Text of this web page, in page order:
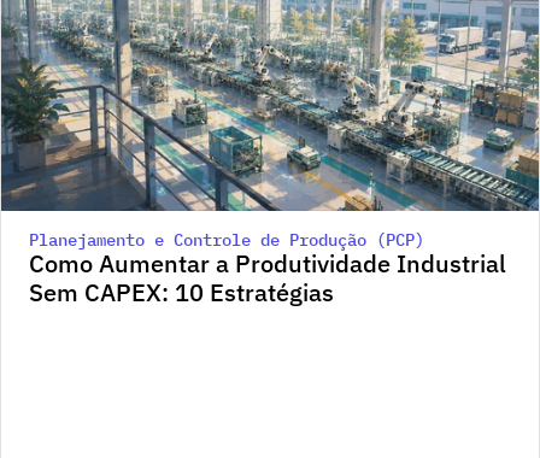
Planejamento e Controle de Produção (PCP)
Como Aumentar a Produtividade Industrial
Sem CAPEX: 10 Estratégias